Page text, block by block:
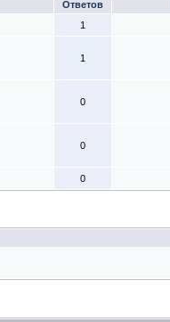
Ответов
1
1
0
0
0